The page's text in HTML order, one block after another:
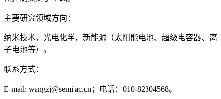
主要研究领域方向：
纳米技术，光电化学，新能源（太阳能电池、超级电容器、离
子电池等）。
联系方式：
E-mail: wangzj@semi.ac.cn；电话：010-82304568。